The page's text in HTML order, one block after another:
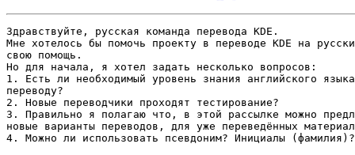
Здравствуйте, русская команда перевода KDE.
Мне хотелось бы помочь проекту в переводе KDE на
свою помощь.
Но для начала, я хотел задать несколько вопросов:
1. Есть ли необходимый уровень знания английского
переводу?
2. Новые переводчики проходят тестирование?
3. Правильно я полагаю что, в этой рассылке можно
новые варианты переводов, для уже переведённых
4. Можно ли использовать псевдоним? Инициалы (фамилия)?